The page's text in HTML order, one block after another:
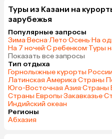
Туры из Казани на
зарубежья
Популярные запросы
Зима·Весна·Лето·Осень·На
На 7 ночей·С ребенком·Туры
Показать все запросы
Тип отдыха
Горнолыжные курорты
Латинская Америка·Страны
Юго-Восточная Азия·Страны
Страны Европы·Закавказье·
Индийский океан
Регионы
Абхазия